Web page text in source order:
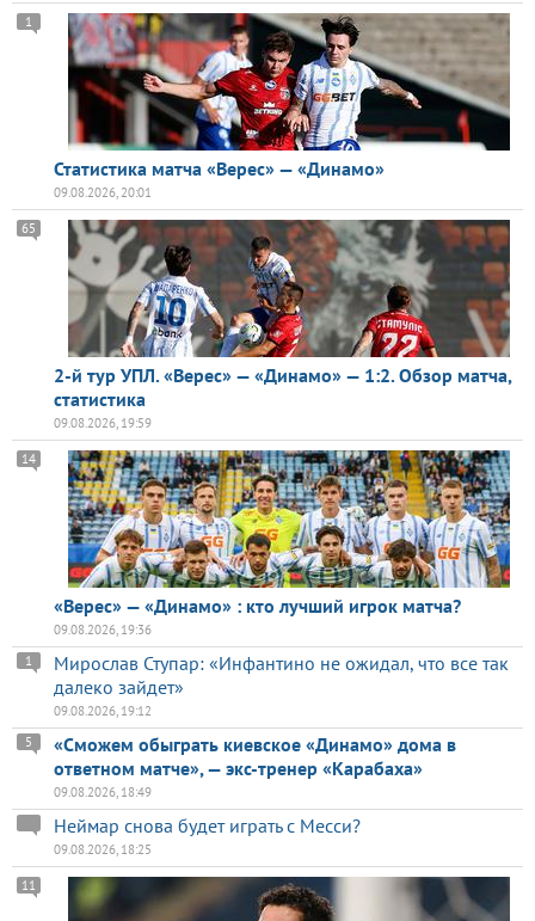
Статистика матча «Верес» — «Динамо»
1
09.08.2026, 20:01
2-й тур УПЛ. «Верес» — «Динамо» — 1:2. Обзор матча,
статистика
65
09.08.2026, 19:59
«Верес» — «Динамо» : кто лучший игрок матча?
14
09.08.2026, 19:36
Мирослав Ступар: «Инфантино не ожидал, что все так
далеко зайдет»
1
09.08.2026, 19:12
«Сможем обыграть киевское «Динамо» дома в
ответном матче», — экс-тренер «Карабаха»
5
09.08.2026, 18:49
Неймар снова будет играть с Месси?
09.08.2026, 18:25
11